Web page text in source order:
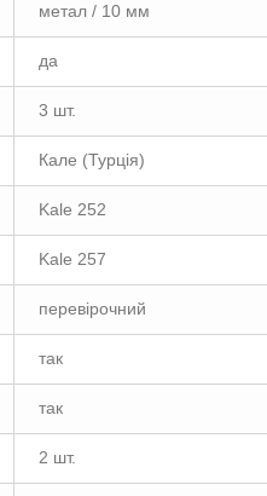
метал / 10 мм
да
3 шт.
Кале (Турція)
Kale 252
Kale 257
перевірочний
так
так
2 шт.